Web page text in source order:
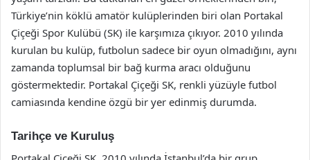
Türkiye’nin köklü amatör kulüplerinden biri olan Portakal
Çiçeği Spor Kulübü (SK) ile karşımıza çıkıyor. 2010 yılında
kurulan bu kulüp, futbolun sadece bir oyun olmadığını, aynı
zamanda toplumsal bir bağ kurma aracı olduğunu
göstermektedir. Portakal Çiçeği SK, renkli yüzüyle futbol
camiasında kendine özgü bir yer edinmiş durumda.
Tarihçe ve Kuruluş